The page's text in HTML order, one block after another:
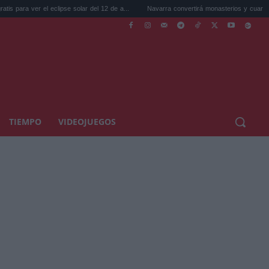
eclipse solar del 12 de a... Navarra convertirá monasterios y cuarteles en vivi...
TIEMPO VIDEOJUEGOS